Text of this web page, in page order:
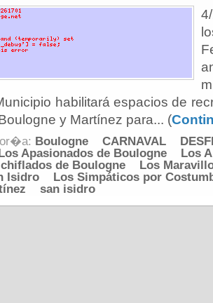
habilitará espacios de
y Martínez para... (
Boulogne CARNAVAL
Apasionados de Boulogne
Los
de Boulogne
Los
Isidro
Los Simpáticos por
san isidro